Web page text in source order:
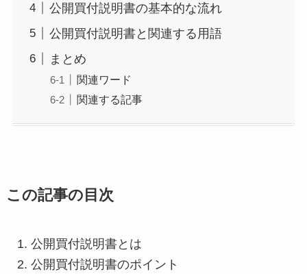
公開買付説明書の基本的な流れ
公開買付説明書と関連する用語
まとめ
関連ワード
関連する記事
この記事の目次
公開買付説明書とは
公開買付説明書のポイント